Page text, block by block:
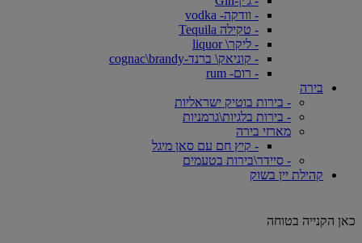
- וודקה- vodka
- טקילה Tequila
- ליקר\ liquor
- קוניאק\ ברנד-cognac\brandy
- רום- rum
בירה
- בירות בוטיק ישראליות
- בירות בלגיות\גרמניות
מארזי בירה
- קיץ חם עם סאן מיגל
- סיידר\בירות בטעמים
קהילת יין בשוק
כאן הקנייה בטוחה